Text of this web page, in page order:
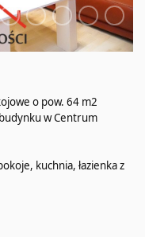
o pow. 64 m2
w Centrum
kuchnia, łazienka z